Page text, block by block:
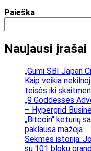
Paieška
Naujausi įrašai
„Gumi SBI Japan
Kaip veikia
teisės iki
„9 Goddesses
– Hypergrid
„Bitcoin“ keturių
paklausa mažėja
Sėkmės istorija:
su 101 blokų